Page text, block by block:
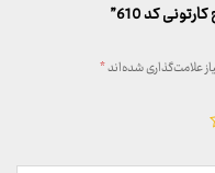
کد 610”
علامت‌گذاری شده‌اند*